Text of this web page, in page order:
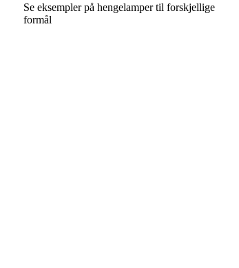
Se eksempler på hengelamper til forskjellige
formål